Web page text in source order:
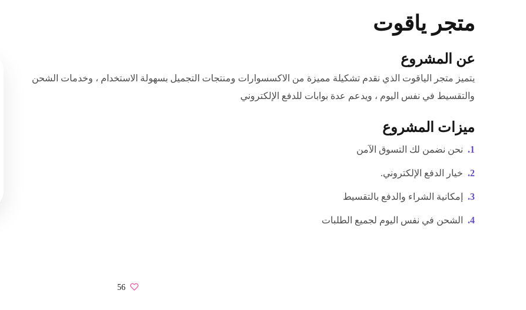
متجر ياقوت
عن المشروع
يتميز متجر الياقوت الذي نقدم تشكيلة مميزة من الاكسسوارات ومنتجات التجميل بسهولة الاستخدام ، وخدمات الشحن
والتقسيط في نفس اليوم ، ويدعم عدة بوابات للدفع الإلكتروني
ميزات المشروع
نحن نضمن لك التسوق الآمن
خيار الدفع الإلكتروني.
إمكانية الشراء والدفع بالتقسيط
الشحن في نفس اليوم لجميع الطلبات
56